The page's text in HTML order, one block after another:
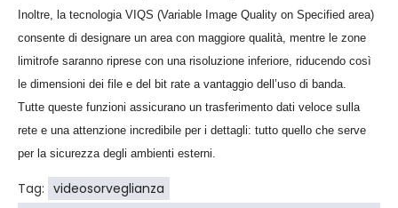
Inoltre, la tecnologia VIQS (Variable Image Quality on Specified area)
consente di designare un area con maggiore qualità, mentre le zone
limitrofe saranno riprese con una risoluzione inferiore, riducendo così
le dimensioni dei file e del bit rate a vantaggio dell’uso di banda.
Tutte queste funzioni assicurano un trasferimento dati veloce sulla
rete e una attenzione incredibile per i dettagli: tutto quello che serve
per la sicurezza degli ambienti esterni.
Tag: videosorveglianza